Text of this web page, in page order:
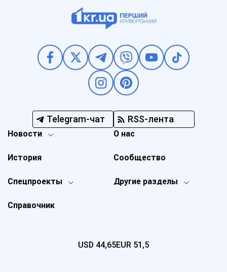
Telegram-чат RSS-лента
Новости
Спецпроекты Другие разделы
История
О нас
Справочник
Сообщество
USD 44,65EUR 51,5